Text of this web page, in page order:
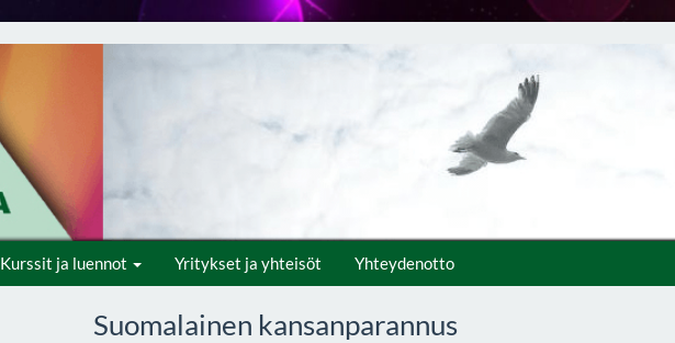
Kurssit ja luennot Yritykset ja yhteisöt Yhteydenotto
Suomalainen kansanparannus